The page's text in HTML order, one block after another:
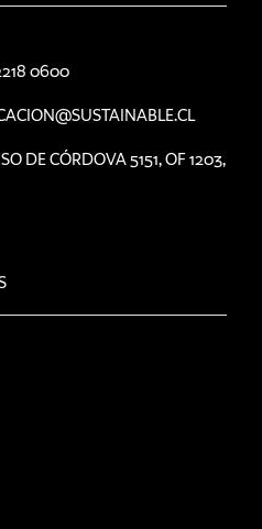
0600
DE CÓRDOVA 5151, OF 1203,